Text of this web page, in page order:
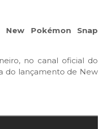
Pokémon Snap
no canal oficial do
do lançamento de New